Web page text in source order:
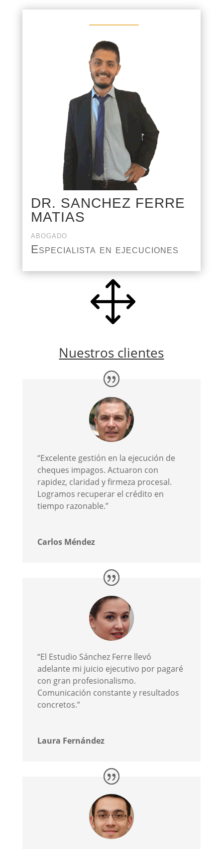
DR. SANCHEZ FERRE
MATIAS
ABOGADO
Especialista en ejecuciones
1
Nuestros clientes
“Excelente gestión en la ejecución de
cheques impagos. Actuaron con
rapidez, claridad y firmeza procesal.
Logramos recuperar el crédito en
tiempo razonable.”
Carlos Méndez
“El Estudio Sánchez Ferre llevó
adelante mi juicio ejecutivo por pagaré
con gran profesionalismo.
Comunicación constante y resultados
concretos.”
Laura Fernández